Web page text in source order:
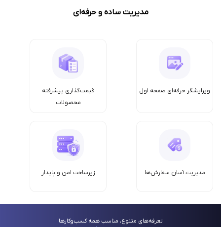
مدیریت ساده و حرفه‌ای
ویرایشگر حرفه‌ای صفحه اول
قیمت‌گذاری پیشرفته
محصولات
مدیریت آسان سفارش‌ها زیرساخت امن‌ و پایدار
تعرفه‌های متنوع، مناسب همه کسب‌وکارها